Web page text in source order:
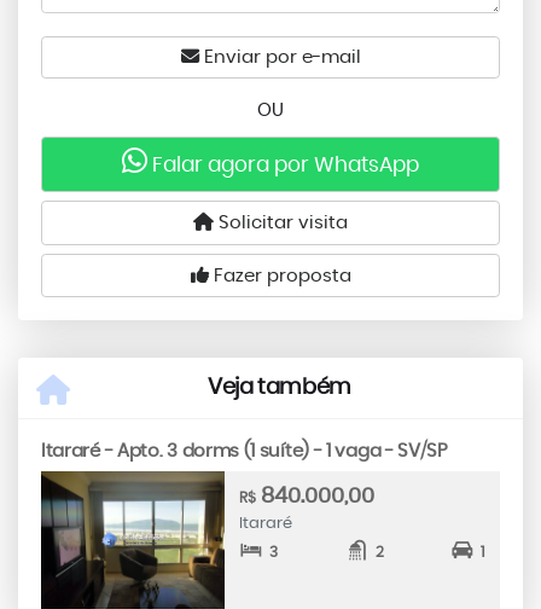
Enviar por e-mail
OU
Falar agora por WhatsApp
Solicitar visita
Fazer proposta
Veja também
Itararé - Apto. 3 dorms (1 suíte) - 1 vaga - SV/SP
R$ 840.000,00
Itararé
3 2 1